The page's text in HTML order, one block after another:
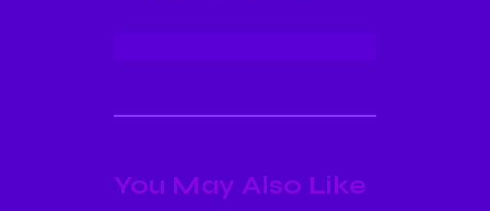
You May Also Like